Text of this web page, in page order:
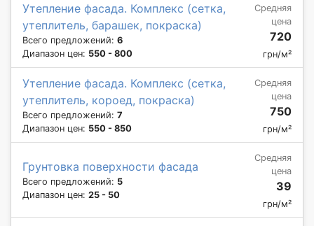
Утепление фасада. Комплекс (сетка,
утеплитель, барашек, покраска)
Всего предложений: 6
Диапазон цен: 550 - 800
Средняя
цена
720
грн/м²
Утепление фасада. Комплекс (сетка,
утеплитель, короед, покраска)
Всего предложений: 7
Диапазон цен: 550 - 850
Средняя
цена
750
грн/м²
Грунтовка поверхности фасада
Всего предложений: 5
Диапазон цен: 25 - 50
Средняя
цена
39
грн/м²